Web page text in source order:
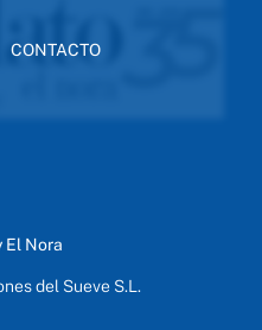
CONTACTO
El Nora
del Sueve S.L.